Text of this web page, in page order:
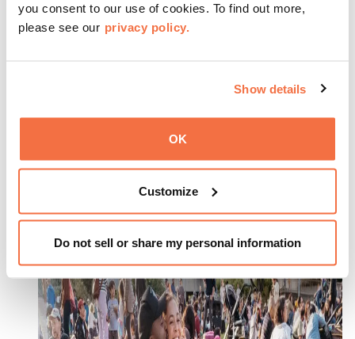
you consent to our use of cookies. To find out more,
please see our privacy policy.
Show details
OK
Customize
Do not sell or share my personal information
星期五 Nights at OMCA with Ashley Mehta
八月 14 from 5:00 pm-9:00 pm